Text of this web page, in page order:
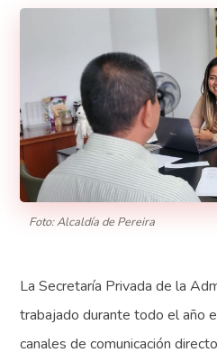
Foto: Alcaldía de Pereira
La Secretaría Privada de la
trabajado durante todo el año
canales de comunicación